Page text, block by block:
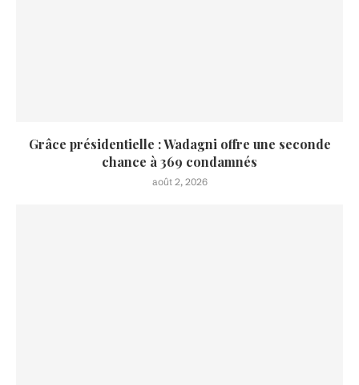
Grâce présidentielle : Wadagni offre une seconde
chance à 369 condamnés
août 2, 2026